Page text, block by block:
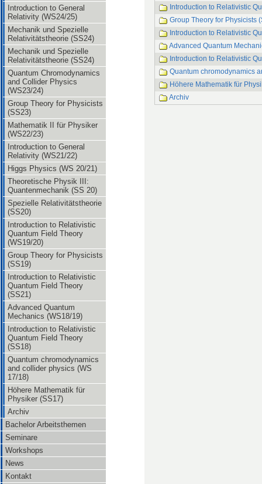
Introduction to General
Relativity (WS24/25)
Mechanik und Spezielle
Relativitätstheorie (SS24)
Mechanik und Spezielle
Relativitätstheorie (SS24)
Quantum Chromodynamics
and Collider Physics
(WS23/24)
Group Theory for Physicists
(SS23)
Mathematik II für Physiker
(WS22/23)
Introduction to General
Relativity (WS21/22)
Higgs Physics (WS 20/21)
Theoretische Physik III:
Quantenmechanik (SS 20)
Spezielle Relativitätstheorie
(SS20)
Introduction to Relativistic
Quantum Field Theory
(WS19/20)
Group Theory for Physicists
(SS19)
Introduction to Relativistic
Quantum Field Theory
(SS21)
Advanced Quantum
Mechanics (WS18/19)
Introduction to Relativistic
Quantum Field Theory
(SS18)
Quantum chromodynamics
and collider physics (WS
17/18)
Höhere Mathematik für
Physiker (SS17)
Archiv
Bachelor Arbeitsthemen
Seminare
Workshops
News
Kontakt
Introduction to Relativistic
Group Theory for Physicists
Introduction to Relativistic
Advanced Quantum
Introduction to Relativistic
Quantum chromodynamics
Höhere Mathematik für
Archiv